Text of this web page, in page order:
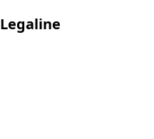
Legaline